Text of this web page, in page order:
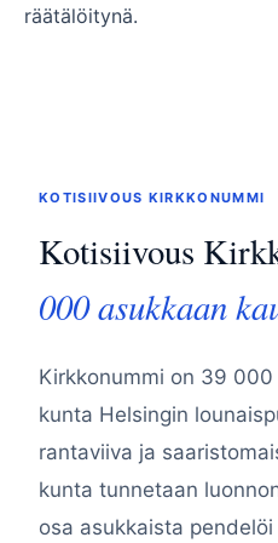
räätälöitynä.
KOTISIIVOUS KIRKKONUMMI
Kotisiivous
000 asukkaan
Kirkkonummi on 39
kunta Helsingin
rantaviiva ja
kunta tunnetaan
osa asukkaista